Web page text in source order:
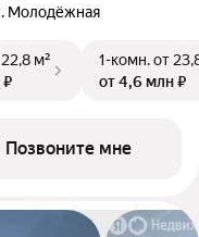
Молодёжная
м²
₽
1-комн.от
от 4,6 млн ₽
Позвоните мне